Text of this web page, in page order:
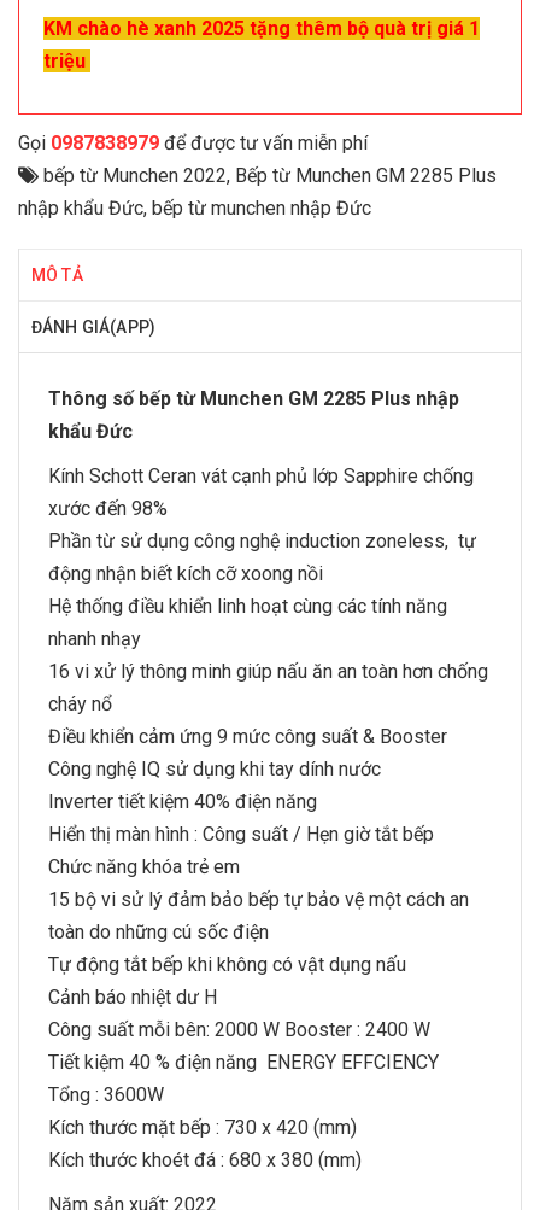
KM chào hè xanh 2025 tặng thêm bộ quà trị giá 1
triệu
Gọi 0987838979 để được tư vấn miễn phí
bếp từ Munchen 2022, Bếp từ Munchen GM 2285 Plus
nhập khẩu Đức, bếp từ munchen nhập Đức
MÔ TẢ
ĐÁNH GIÁ(APP)
Thông số bếp từ Munchen GM 2285 Plus nhập
khẩu Đức
Kính Schott Ceran vát cạnh phủ lớp Sapphire chống
xước đến 98%
Phần từ sử dụng công nghệ induction zoneless, tự
động nhận biết kích cỡ xoong nồi
Hệ thống điều khiển linh hoạt cùng các tính năng
nhanh nhạy
16 vi xử lý thông minh giúp nấu ăn an toàn hơn chống
cháy nổ
Điều khiển cảm ứng 9 mức công suất & Booster
Công nghệ IQ sử dụng khi tay dính nước
Inverter tiết kiệm 40% điện năng
Hiển thị màn hình : Công suất / Hẹn giờ tắt bếp
Chức năng khóa trẻ em
15 bộ vi sử lý đảm bảo bếp tự bảo vệ một cách an
toàn do những cú sốc điện
Tự động tắt bếp khi không có vật dụng nấu
Cảnh báo nhiệt dư H
Công suất mỗi bên: 2000 W Booster : 2400 W
Tiết kiệm 40 % điện năng ENERGY EFFCIENCY
Tổng : 3600W
Kích thước mặt bếp : 730 x 420 (mm)
Kích thước khoét đá : 680 x 380 (mm)
Năm sản xuất: 2022